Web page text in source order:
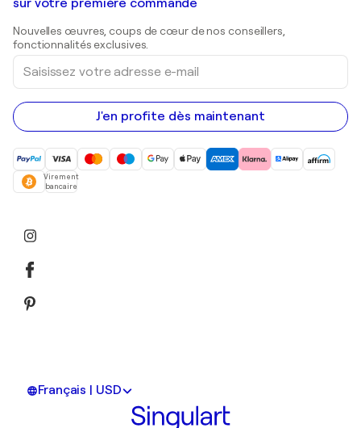
Estampes
Peintures acryliques
Galeries d'art en Belgique
sur votre première commande
Nouvelles œuvres, coups de cœur de nos conseillers,
fonctionnalités exclusives.
Saisissez
votre
adresse
e-
mail
J'en profite dès maintenant
Virement
bancaire
Français | USD